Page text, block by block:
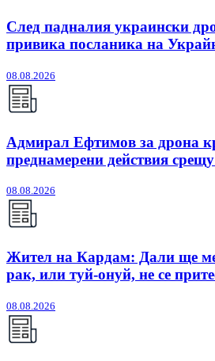
След падналия украински
привика посланика на
08.08.2026
Адмирал Ефтимов за дрона
преднамерени действия
08.08.2026
Жител на Кардам: Дали ще
рак, или туй-онуй, не се
08.08.2026